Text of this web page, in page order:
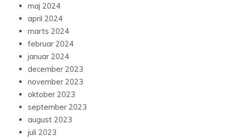
maj 2024
april 2024
marts 2024
februar 2024
januar 2024
december 2023
november 2023
oktober 2023
september 2023
august 2023
juli 2023